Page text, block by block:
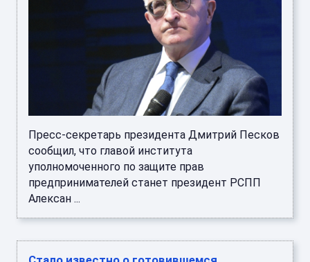
Пресс-секретарь президента Дмитрий Песков
сообщил, что главой института
уполномоченного по защите прав
предпринимателей станет президент РСПП
Алексан ...